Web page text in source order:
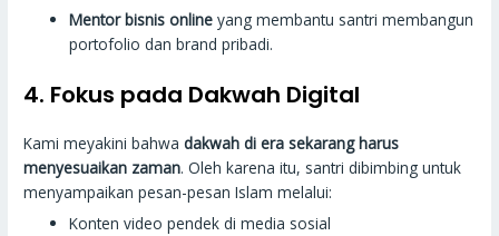
Mentor bisnis online yang membantu santri membangun
portofolio dan brand pribadi.
4. Fokus pada Dakwah Digital
Kami meyakini bahwadakwah di era sekarang harus
menyesuaikan zaman. Oleh karena itu, santri dibimbing untuk
menyampaikan pesan-pesan Islam melalui:
Konten video pendek di media sosial